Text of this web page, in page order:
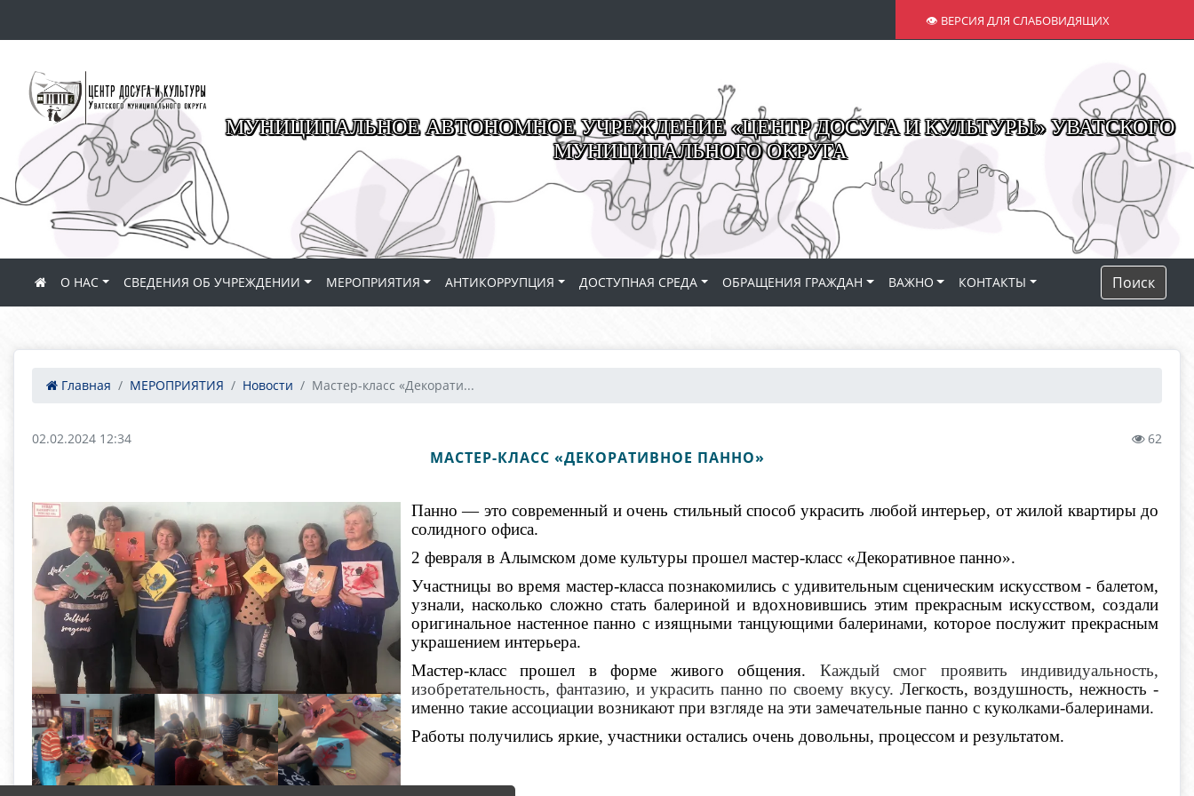
👁 ВЕРСИЯ ДЛЯ СЛАБОВИДЯЩИХ
МУНИЦИПАЛЬНОЕ АВТОНОМНОЕ УЧРЕЖДЕНИЕ «ЦЕНТР ДОСУГА И КУЛЬТУРЫ» УВАТСКОГО
МУНИЦИПАЛЬНОГО ОКРУГА
О НАС СВЕДЕНИЯ ОБ УЧРЕЖДЕНИИ МЕРОПРИЯТИЯ АНТИКОРРУПЦИЯ ДОСТУПНАЯ СРЕДА ОБРАЩЕНИЯ ГРАЖДАН ВАЖНО КОНТАКТЫ Поиск
Главная МЕРОПРИЯТИЯ Новости Мастер-класс «Декорати...
02.02.2024 12:34 62
МАСТЕР-КЛАСС «ДЕКОРАТИВНОЕ ПАННО»
Панно — это современный и очень стильный способ украсить любой интерьер, от жилой квартиры до
солидного офиса.
2 февраля в Алымском доме культуры прошел мастер-класс «Декоративное панно».
Участницы во время мастер-классапознакомились с удивительным сценическим искусством - балетом,
узнали, насколько сложно стать балериной и вдохновившись этим прекрасным искусством, создали
оригинальное настенное панно с изящными танцующими балеринами, которое послужит прекрасным
украшением интерьера.
Мастер-класс прошел в форме живого общения. Каждый смог проявить индивидуальность,
изобретательность, фантазию, и украсить панно по своему вкусу. Легкость, воздушность, нежность -
именно такие ассоциации возникают при взгляде на эти замечательные панно с куколками-балеринами.
Работы получились яркие, участники остались очень довольны, процессом и результатом.